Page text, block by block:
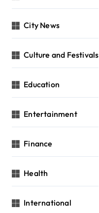
City News
Culture and Festivals
Education
Entertainment
Finance
Health
International